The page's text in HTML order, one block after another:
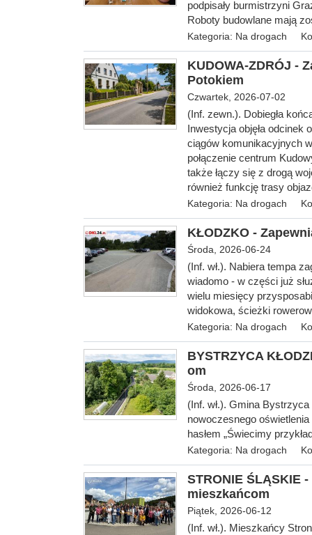
podpisały burmistrzyni
Roboty budowlane mają
Kategoria: Na drogach
KUDOWA-ZDRÓJ -
Potokiem
Czwartek, 2026-07-02
(Inf. zewn.). Dobiegła
Inwestycja objęła odcinek
ciągów komunikacyjnych
połączenie centrum
także łączy się z drogą
również funkcję trasy
Kategoria: Na drogach
KŁODZKO -
Środa, 2026-06-24
(Inf. wł.). Nabiera tempa
wiadomo - w części już
wielu miesięcy
widokowa, ścieżki
Kategoria: Na drogach
BYSTRZYCA
om
Środa, 2026-06-17
(Inf. wł.). Gmina
nowoczesnego
hasłem „Świecimy
Kategoria: Na drogach
STRONIE ŚLĄSKIE
mieszkańcom
Piątek, 2026-06-12
(Inf. wł.). Mieszkańcy